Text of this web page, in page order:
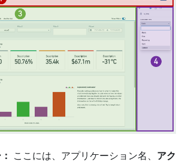
ここには、アプリケーション名、 アク